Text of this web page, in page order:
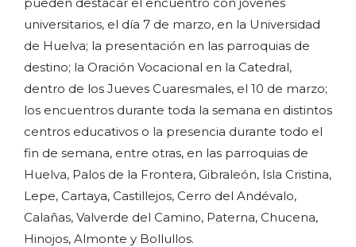
universitarios, el día 7 de marzo, en la Universidad
de Huelva; la presentación en las parroquias de
destino; la Oración Vocacional en la Catedral,
dentro de los Jueves Cuaresmales, el 10 de marzo;
los encuentros durante toda la semana en distintos
centros educativos o la presencia durante todo el
fin de semana, entre otras, en las parroquias de
Huelva, Palos de la Frontera, Gibraleón, Isla Cristina,
Lepe, Cartaya, Castillejos, Cerro del Andévalo,
Calañas, Valverde del Camino, Paterna, Chucena,
Hinojos, Almonte y Bollullos.